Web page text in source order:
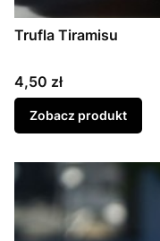
Trufla Tiramisu
Cena
4,50 zł
Zobacz produkt